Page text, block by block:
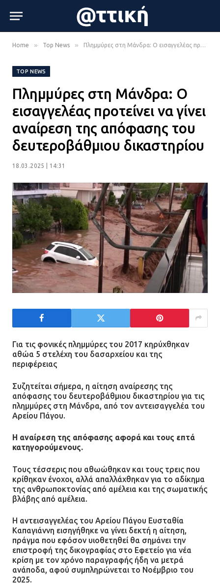
Home » Top News » Πλημμύρες στη Μάνδρα: Ο εισαγγελέας προτείνει να γίνει αναίρεση της απόφασης του δευτεροβάθμιου δικαστηρίου
TOP NEWS
Πλημμύρες στη Μάνδρα: Ο
εισαγγελέας προτείνει να γίνει
αναίρεση της απόφασης του
δευτεροβάθμιου δικαστηρίου
18.03.2025 | 14:31
Για τις φονικές πλημμύρες του 2017 κηρύχθηκαν
αθώα 5 στελέχη του δασαρχείου και της
περιφέρειας
Συζητείται σήμερα, η αίτηση αναίρεσης της
απόφασης του δευτεροβάθμιου δικαστηρίου για τις
πλημμύρες στη Μάνδρα, από τον αντεισαγγελέα του
Αρείου Πάγου.
Η αναίρεση της απόφασης αφορά και τους επτά
κατηγορούμενους.
Τους τέσσερις που αθωώθηκαν και τους τρεις που
κρίθηκαν ένοχοι, αλλά απαλλάχθηκαν για το αδίκημα
της ανθρωποκτονίας από αμέλεια και της σωματικής
βλάβης από αμέλεια.
Η αντεισαγγελέας του Αρείου Πάγου Ευσταθία
Καπαγιάννη εισηγήθηκε να γίνει δεκτή η αίτηση,
πράγμα που εφόσον υιοθετηθεί θα σημάνει την
επιστροφή της δικογραφίας στο Εφετείο για νέα
κρίση με τον χρόνο παραγραφής ήδη να μετρά
ανάποδα, αφού συμπληρώνεται το Νοέμβριο του
2025.